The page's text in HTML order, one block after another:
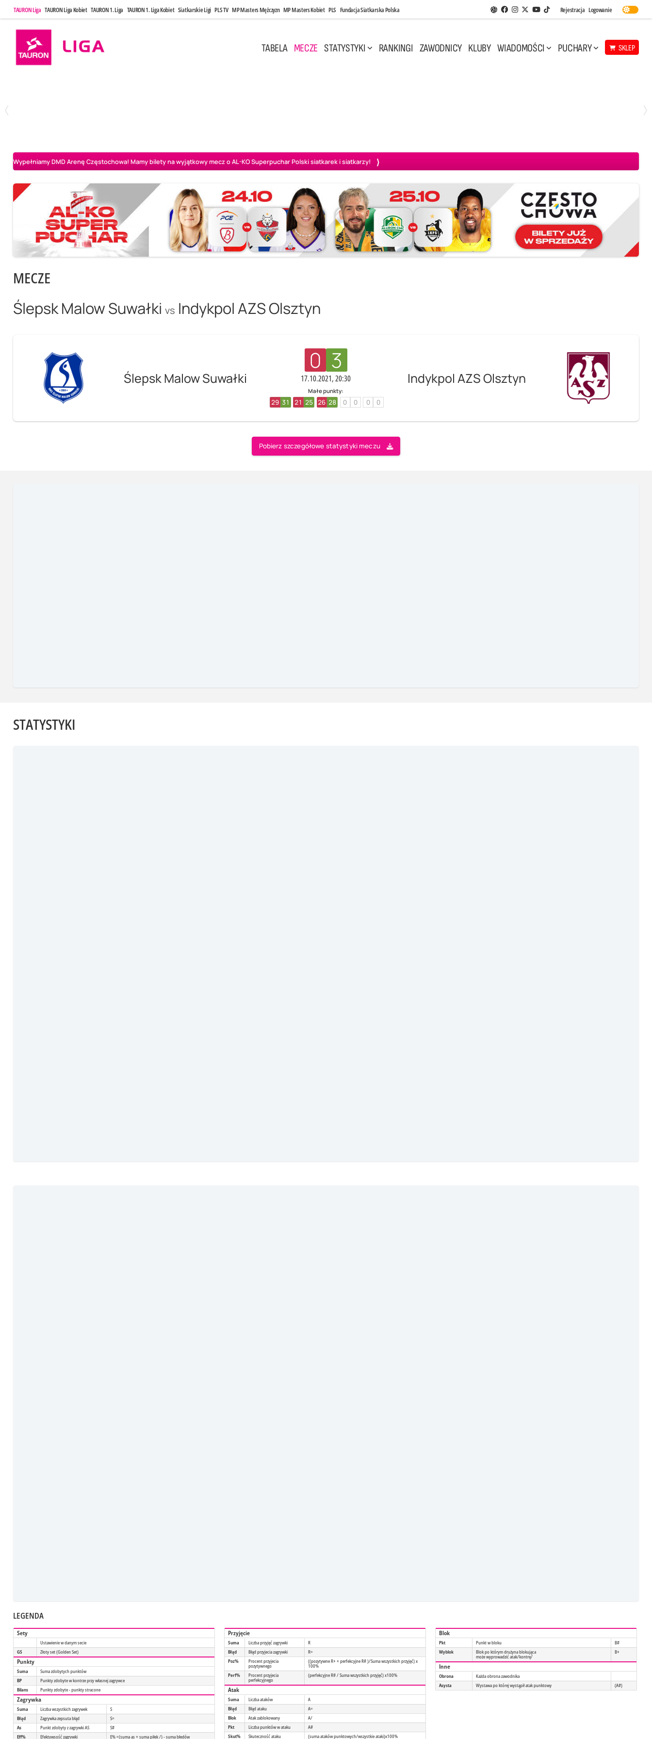
TAURON Liga TAURON Liga Kobiet TAURON 1. Liga TAURON 1. Liga Kobiet Siatkarskie Ligi PLS TV MP Masters Mężczyzn MP Masters Kobiet PLS Fundacja Siatkarska Polska Aplikacja Siatkarskie Ligi
Facebook
Instagram
Twitter
Youtube
TikTok
Rejestracja Logowanie
TABELA MECZE STATYSTYKI RANKINGI ZAWODNICY KLUBY WIADOMOŚCI PUCHARY SKLEP
Wypełniamy DMD Arenę Częstochowa! Mamy bilety na wyjątkowy mecz o AL-KO Superpuchar Polski siatkarek i siatkarzy!
MECZE
Ślepsk Malow Suwałki vs Indykpol AZS Olsztyn
Ślepsk Malow Suwałki
0 3
17.10.2021, 20:30
Małe punkty:
29 31 21 25 26 28 0 0 0 0
Indykpol AZS Olsztyn
Pobierz szczegółowe statystyki meczu
STATYSTYKI
LEGENDA
Sety
Ustawienie w danym secie
GS
Złoty set (Golden Set)
Punkty
Suma
Suma zdobytych punktów
BP
Punkty zdobyte w kontrze przy własnej zagrywce
Bilans
Punkty zdobyte - punkty stracone
Zagrywka
Suma Liczba wszystkich zagrywek
S
Błąd
Zagrywka zepsuta błąd
S=
As
Punkt zdobyty z zagrywki AS
S#
Eff%
Efektywsość zagrywki E% =(suma as + suma piłek /) - suma błedów
Przyjęcie
Suma Liczba przyjęć zagrywki
R
Błąd
Błąd przyjecia zagrywki
R=
Poz%
Procent przyjecia
pozytywnego
((pozytywne R+ + perfekcyjne R# )/Suma wszystkich przyjęć) x
100%
Perf%
Procent przyjecia
perfekcyjnego
(perfekcyjne R# / Suma wszystkich przyjęć) x100%
Atak
Suma Liczba ataków
A
Błąd
Błąd ataku
A=
Blok
Atak zablokowany
A/
Pkt
Liczba punktów w ataku
A#
Skut%
Skuteczność ataku (suma ataków punktowych/wszystkie ataki)x100%
Blok
Pkt Punkt w bloku
B#
Wyblok
Blok po którym drużyna blokująca
może wyprowadzić atak/kontrę/
B+
Inne
Obrona
Każda obrona zawodnika
Asysta
Wystawa po której wystąpił atak punktowy (A#)